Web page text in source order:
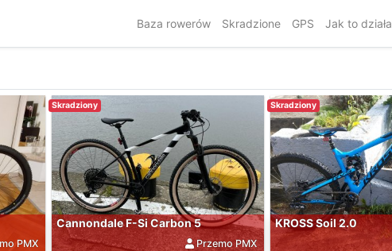
Baza rowerów Skradzione GPS Jak to działa
PMX
Skradziony
Cannondale F-Si Carbon 5
Przemo PMX
Skradziony
KROSS Soil 2.0